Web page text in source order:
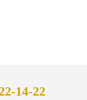
14-22